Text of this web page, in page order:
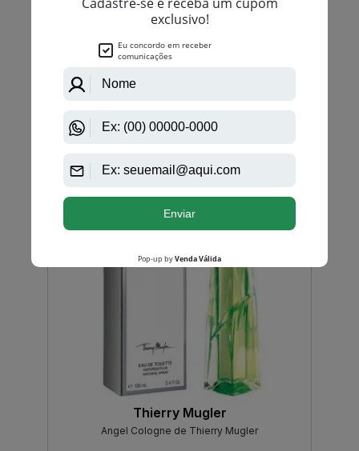
PRODUTO
ESGOTADO
Avise-me quando disponível:
Thierry Mugler
Angel Cologne de Thierry Mugler